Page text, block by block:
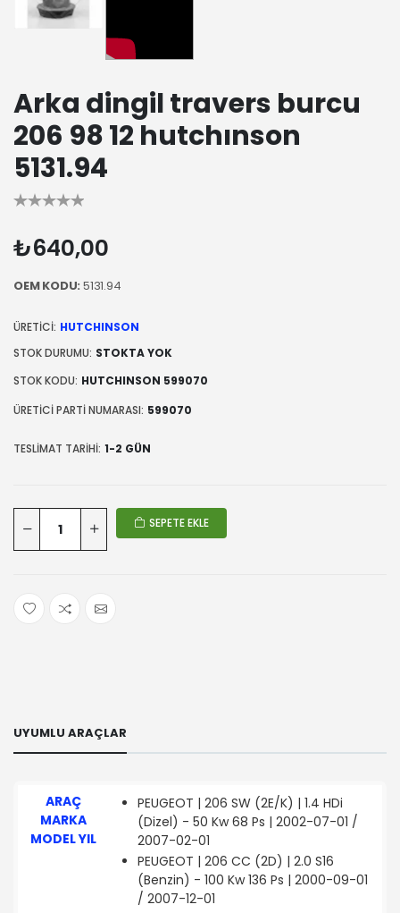
Arka dingil travers burcu
206 98 12 hutchınson
5131.94
₺640,00
OEM KODU:5131.94
ÜRETICI: HUTCHINSON
STOK DURUMU: STOKTA YOK
STOK KODU: HUTCHINSON 599070
ÜRETICI PARTI NUMARASI: 599070
TESLIMAT TARIHI: 1-2 GÜN
SEPETE EKLE
UYUMLU ARAÇLAR
ARAÇ
MARKA
MODEL YIL
PEUGEOT | 206 SW (2E/K) | 1.4 HDi
(Dizel) - 50 Kw 68 Ps | 2002-07-01 /
2007-02-01
PEUGEOT | 206 CC (2D) | 2.0 S16
(Benzin) - 100 Kw 136 Ps | 2000-09-01
/ 2007-12-01